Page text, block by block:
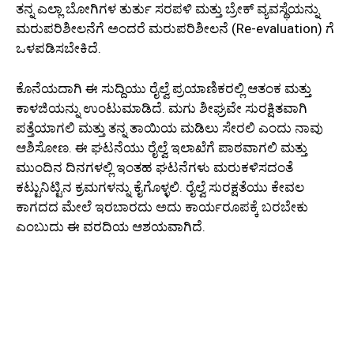
ತನ್ನ ಎಲ್ಲಾ ಬೋಗಿಗಳ ತುರ್ತು ಸರಪಳಿ ಮತ್ತು ಬ್ರೇಕ್ ವ್ಯವಸ್ಥೆಯನ್ನು
ಮರುಪರಿಶೀಲನೆಗೆ ಅಂದರೆ ಮರುಪರಿಶೀಲನೆ (Re-evaluation) ಗೆ
ಒಳಪಡಿಸಬೇಕಿದೆ.
ಕೊನೆಯದಾಗಿ ಈ ಸುದ್ದಿಯು ರೈಲ್ವೆ ಪ್ರಯಾಣಿಕರಲ್ಲಿ ಆತಂಕ ಮತ್ತು
ಕಾಳಜಿಯನ್ನು ಉಂಟುಮಾಡಿದೆ. ಮಗು ಶೀಘ್ರವೇ ಸುರಕ್ಷಿತವಾಗಿ
ಪತ್ತೆಯಾಗಲಿ ಮತ್ತು ತನ್ನ ತಾಯಿಯ ಮಡಿಲು ಸೇರಲಿ ಎಂದು ನಾವು
ಆಶಿಸೋಣ. ಈ ಘಟನೆಯು ರೈಲ್ವೆ ಇಲಾಖೆಗೆ ಪಾಠವಾಗಲಿ ಮತ್ತು
ಮುಂದಿನ ದಿನಗಳಲ್ಲಿ ಇಂತಹ ಘಟನೆಗಳು ಮರುಕಳಿಸದಂತೆ
ಕಟ್ಟುನಿಟ್ಟಿನ ಕ್ರಮಗಳನ್ನು ಕೈಗೊಳ್ಳಲಿ. ರೈಲ್ವೆ ಸುರಕ್ಷತೆಯು ಕೇವಲ
ಕಾಗದದ ಮೇಲೆ ಇರಬಾರದು ಅದು ಕಾರ್ಯರೂಪಕ್ಕೆ ಬರಬೇಕು
ಎಂಬುದು ಈ ವರದಿಯ ಆಶಯವಾಗಿದೆ.